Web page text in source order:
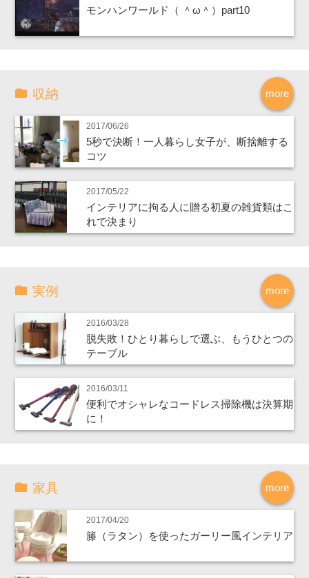
モンハンワールド（ ＾ω＾）part10
more
収納
2017/06/26
5秒で決断！一人暮らし女子が、断捨離する
コツ
2017/05/22
インテリアに拘る人に贈る初夏の雑貨類はこ
れで決まり
more
実例
2016/03/28
脱失敗！ひとり暮らしで選ぶ、もうひとつの
テーブル
2016/03/11
便利でオシャレなコードレス掃除機は決算期
に！
more
家具
2017/04/20
籐（ラタン）を使ったガーリー風インテリア